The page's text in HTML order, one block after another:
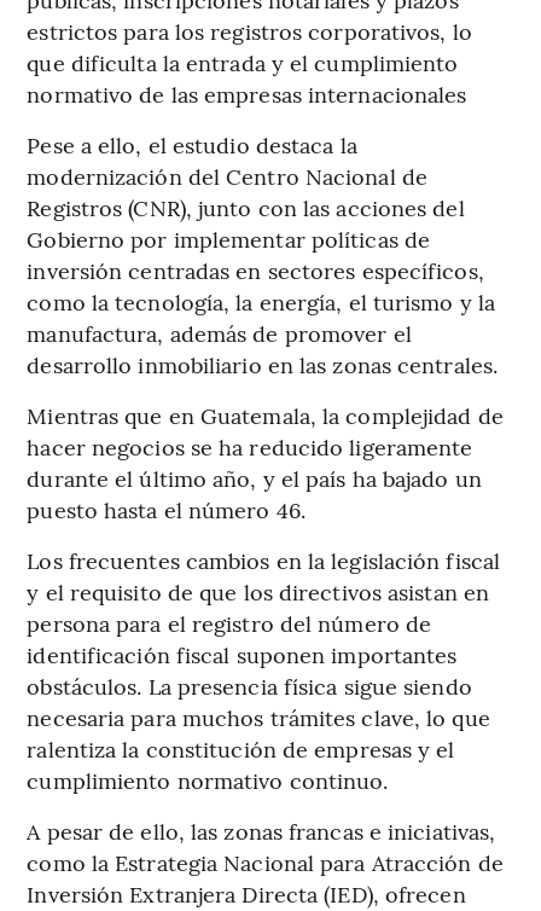
estrictos para los registros corporativos, lo
que dificulta la entrada y el cumplimiento
normativo de las empresas internacionales
Pese a ello, el estudio destaca la
modernización del Centro Nacional de
Registros (CNR), junto con las acciones del
Gobierno por implementar políticas de
inversión centradas en sectores específicos,
como la tecnología, la energía, el turismo y la
manufactura, además de promover el
desarrollo inmobiliario en las zonas centrales.
Mientras que en Guatemala, la complejidad de
hacer negocios se ha reducido ligeramente
durante el último año, y el país ha bajado un
puesto hasta el número 46.
Los frecuentes cambios en la legislación fiscal
y el requisito de que los directivos asistan en
persona para el registro del número de
identificación fiscal suponen importantes
obstáculos. La presencia física sigue siendo
necesaria para muchos trámites clave, lo que
ralentiza la constitución de empresas y el
cumplimiento normativo continuo.
A pesar de ello, las zonas francas e iniciativas,
como la Estrategia Nacional para Atracción de
Inversión Extranjera Directa (IED), ofrecen